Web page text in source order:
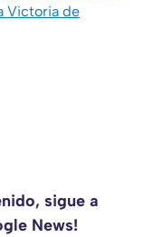
Victoria de
sigue a
News!